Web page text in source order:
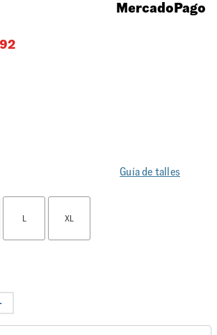
Guía de talles
L XL